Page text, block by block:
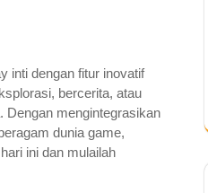
inti dengan fitur inovatif
bercerita, atau
Dengan mengintegrasikan
dunia game,
ini dan mulailah